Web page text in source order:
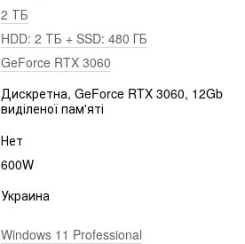
2 ТБ
HDD: 2 ТБ + SSD: 480 ГБ
GeForce RTX 3060
Дискретна, GeForce RTX 3060, 12Gb
виділеної пам'яті
Нет
600W
Украина
Windows 11 Professional